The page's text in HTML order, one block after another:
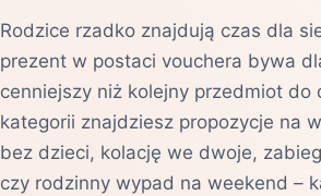
Rodzice rzadko znajdują czas dla
prezent w postaci vouchera bywa
cenniejszy niż kolejny przedmiot do
kategorii znajdziesz propozycje na
bez dzieci, kolację we dwoje,
czy rodzinny wypad na weekend –